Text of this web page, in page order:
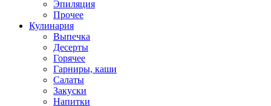
Эпиляция
Прочее
Кулинария
Выпечка
Десерты
Горячее
Гарниры, каши
Салаты
Закуски
Напитки